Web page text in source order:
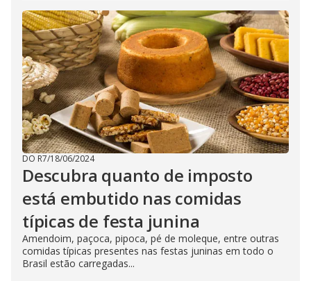
DO R7/18/06/2024
Descubra quanto de imposto
está embutido nas comidas
típicas de festa junina
Amendoim, paçoca, pipoca, pé de moleque, entre outras
comidas típicas presentes nas festas juninas em todo o
Brasil estão carregadas...